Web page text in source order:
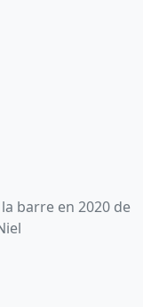
la barre en 2020 de